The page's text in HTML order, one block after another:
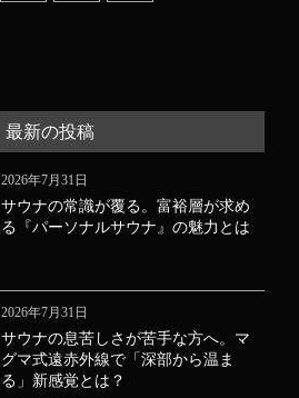
最新の投稿
2026年7月31日
サウナの常識が覆る。富裕層が求め
る『パーソナルサウナ』の魅力とは
2026年7月31日
サウナの息苦しさが苦手な方へ。マ
グマ式遠赤外線で「深部から温ま
る」新感覚とは？